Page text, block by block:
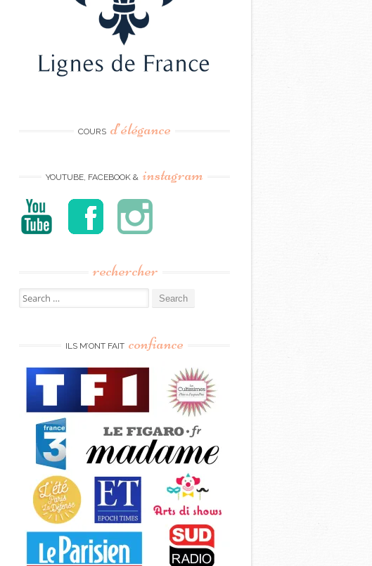
COURS d’élégance
YOUTUBE, FACEBOOK & instagram
rechercher
Search
for:
ILS M’ONT FAIT confiance